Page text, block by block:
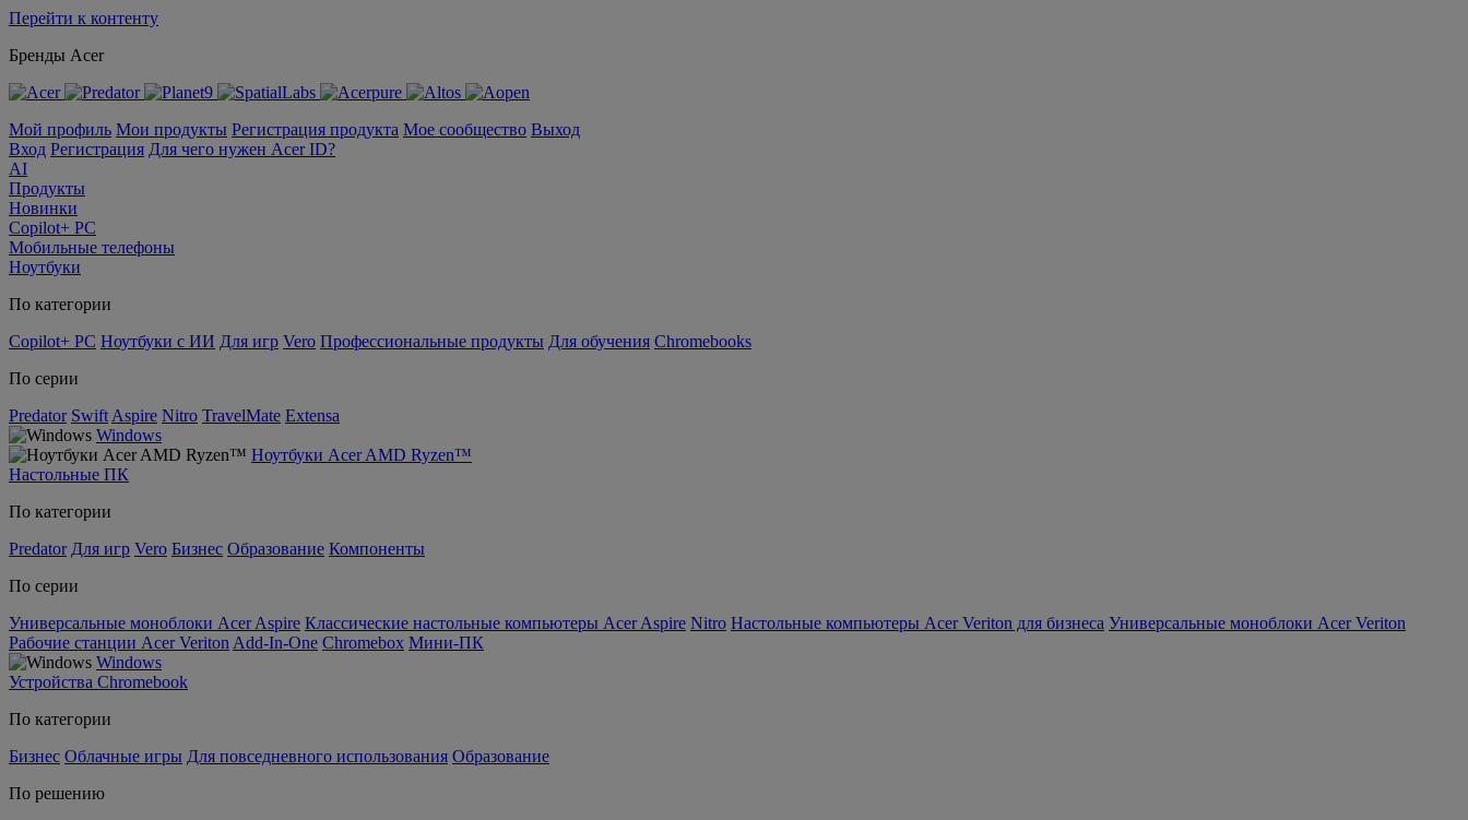
Перейти к контенту
Бренды Acer
Мой профиль Мои продукты Регистрация продукта Мое сообщество Выход
Вход Регистрация Для чего нужен Acer ID?
AI
Продукты
Новинки
Copilot+ PC
Мобильные телефоны
Ноутбуки
По категории
Copilot+ PC Ноутбуки с ИИ Для игр Vero Профессиональные продукты Для обучения Chromebooks
По серии
Predator Swift Aspire Nitro TravelMate Extensa
Windows
Ноутбуки Acer AMD Ryzen™
Настольные ПК
По категории
Predator Для игр Vero Бизнес Образование Компоненты
По серии
Универсальные моноблоки Acer Aspire Классические настольные компьютеры Acer Aspire Nitro Настольные компьютеры Acer Veriton для бизнеса Универсальные моноблоки Acer Veriton
Рабочие станции Acer Veriton Add-In-One Chromebox Мини-ПК
Windows
Устройства Chromebook
По категории
Бизнес Облачные игры Для повседневного использования Образование
По решению